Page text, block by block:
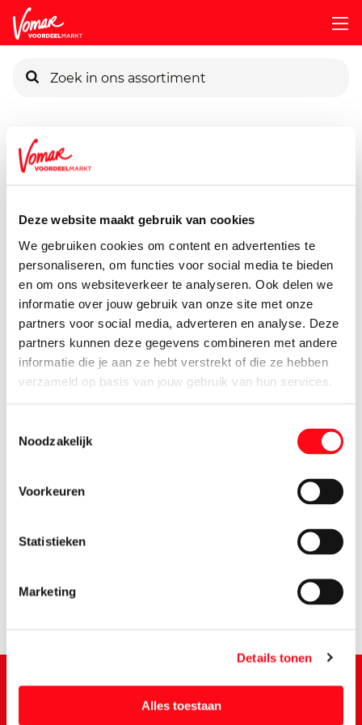
Deze website maakt gebruik van cookies
We gebruiken cookies om content en advertenties te
personaliseren, om functies voor social media te bieden
en om ons websiteverkeer te analyseren. Ook delen we
informatie over jouw gebruik van onze site met onze
partners voor social media, adverteren en analyse. Deze
partners kunnen deze gegevens combineren met andere
informatie die je aan ze hebt verstrekt of die ze hebben
verzameld op basis van jouw gebruik van hun services.
Noodzakelijk
Voorkeuren
Statistieken
Marketing
Details tonen
Alles toestaan
Pincode vergeten
Persoonlijk KIK-account
Assortiment
500 gram
1.25